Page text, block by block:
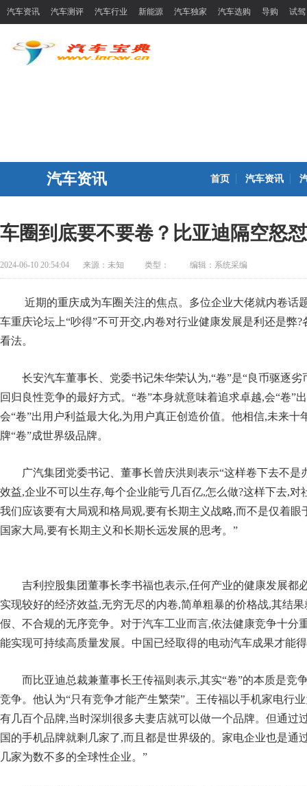
汽车资讯 汽车测评 汽车行业 新能源 汽车独家 汽车选购 导购 试驾
汽车资讯 首页 汽车资讯
车圈到底要不要卷？比亚迪隔空怒怼
2024-06-10 20:54:04 来源： 未知 类型： 编辑：系统采编
近期的重庆成为车圈关注的焦点。多位企业大佬就内卷话
车重庆论坛上“吵得”不可开交,内卷对行业健康发展是利还是弊
看法。
长安汽车董事长、党委书记朱华荣认为,“卷”是“良币驱逐
回归良性竞争的最好方式。“卷”本身就意味着追求卓越,会“卷”
会“卷”出用户利益最大化,为用户真正创造价值。他相信,未来十
牌“卷”成世界级品牌。
广汽集团党委书记、董事长曾庆洪则表示“这样卷下去不是
效益,企业不可以生存,每个企业能亏几百亿,怎么做?这样下去,对
我们应该要有大局观和格局观,要有长期主义战略,而不是仅着眼
国家大局,要有长期主义和长期长远发展的思考。”
吉利控股集团董事长李书福也表示,任何产业的健康发展都
实现较好的经济效益,无穷无尽的内卷,简单粗暴的价格战,其结
假、不合规的无序竞争。对于汽车工业而言,依法健康竞争十分
能实现可持续高质量发展。中国已经取得的电动汽车成果才能
而比亚迪总裁兼董事长王传福则表示,其实“卷”的本质是竞
竞争。他认为“只有竞争才能产生繁荣”。王传福以手机家电行
有几百个品牌,当时深圳很多夫妻店就可以做一个品牌。但通过
国的手机品牌就剩几家了,而且都是世界级的。家电企业也是通
几家为数不多的全球性企业。”